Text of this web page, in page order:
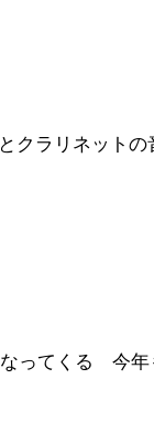
クラリネットの
ってくる 今